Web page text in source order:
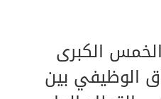
الكبرى
الوظيفي بين